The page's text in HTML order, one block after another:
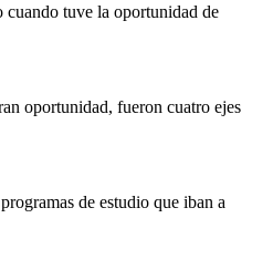
tuve la oportunidad de
oportunidad, fueron cuatro ejes
de estudio que iban a